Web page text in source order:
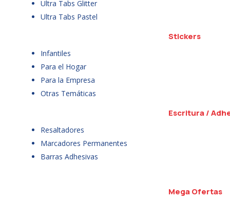
Ultra Tabs Glitter
Ultra Tabs Pastel
Stickers
Infantiles
Para el Hogar
Para la Empresa
Otras Temáticas
Escritura /
Resaltadores
Marcadores Permanentes
Barras Adhesivas
Mega Ofertas